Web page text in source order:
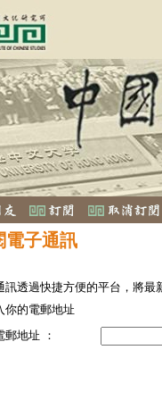
電子通訊
訊透過快捷方便的平台，將最
你的電郵地址
郵地址 ：